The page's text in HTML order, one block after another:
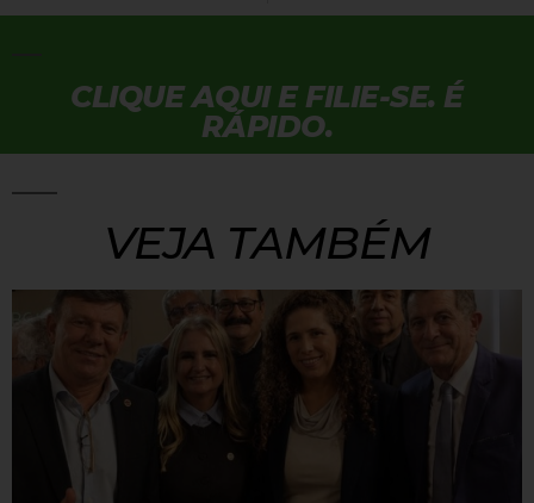
CLIQUE AQUI E FILIE-SE. É
RÁPIDO.
VEJA TAMBÉM